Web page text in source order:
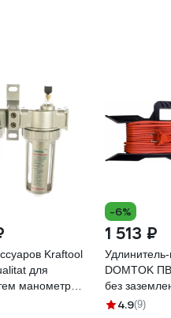
Kraftool
для
манометр
смазчик
-6%
1 513 ₽
DOMTOK
без
4.9(9)